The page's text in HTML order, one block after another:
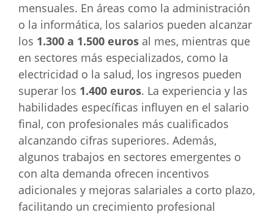
mensuales. En áreas como la administración
o la informática, los salarios pueden alcanzar
los 1.300 a 1.500 euros al mes, mientras que
en sectores más especializados, como la
electricidad o la salud, los ingresos pueden
superar los 1.400 euros. La experiencia y las
habilidades específicas influyen en el salario
final, con profesionales más cualificados
alcanzando cifras superiores. Además,
algunos trabajos en sectores emergentes o
con alta demanda ofrecen incentivos
adicionales y mejoras salariales a corto plazo,
facilitando un crecimiento profesional